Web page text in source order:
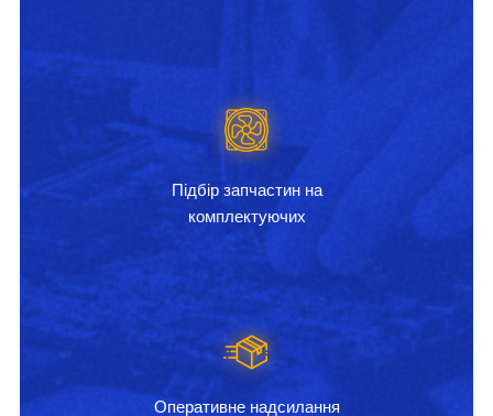
Підбір запчастин на
комплектуючих
Оперативне надсилання